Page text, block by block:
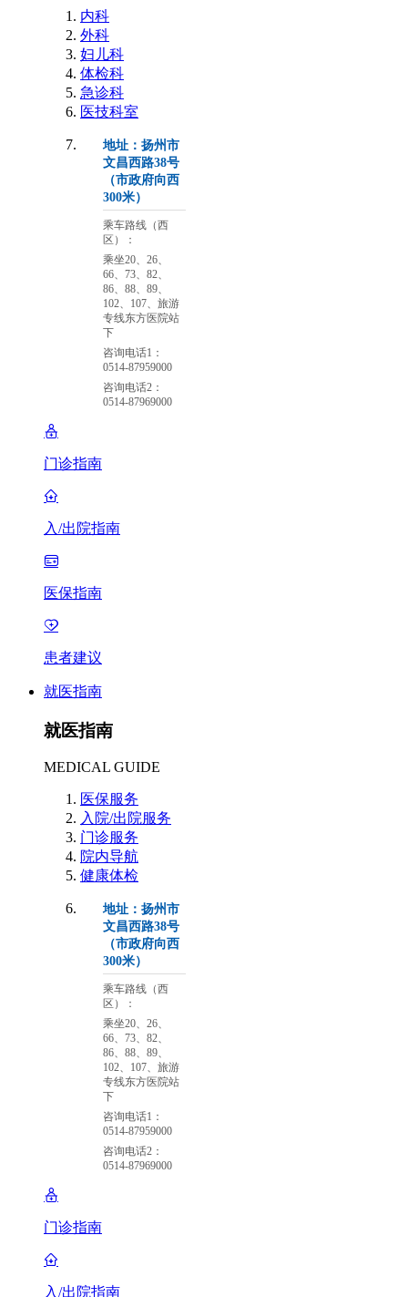
内科
外科
妇儿科
体检科
急诊科
医技科室
地址：扬州市
文昌西路38号
（市政府向西
300米）
乘车路线（西
区）：
乘坐20、26、
66、73、82、
86、88、89、
102、107、旅游
专线东方医院站
下
咨询电话1：
0514-87959000
咨询电话2：
0514-87969000
门诊指南
入/出院指南
医保指南
患者建议
就医指南
就医指南
MEDICAL GUIDE
医保服务
入院/出院服务
门诊服务
院内导航
健康体检
地址：扬州市
文昌西路38号
（市政府向西
300米）
乘车路线（西
区）：
乘坐20、26、
66、73、82、
86、88、89、
102、107、旅游
专线东方医院站
下
咨询电话1：
0514-87959000
咨询电话2：
0514-87969000
门诊指南
入/出院指南